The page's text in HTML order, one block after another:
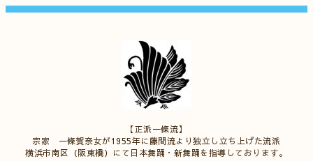
【正派一條流】
宗家 一條賀奈女が1955年に藤間流より独立し立ち上げた流派
横浜市南区（阪東橋）にて日本舞踊・新舞踊を指導しております。